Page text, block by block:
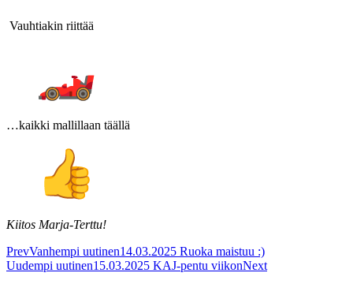
Vauhtiakin riittää
…kaikki mallillaan täällä
Kiitos Marja-Terttu!
PrevVanhempi uutinen14.03.2025 Ruoka maistuu :)
Uudempi uutinen15.03.2025 KAJ-pentu viikonNext